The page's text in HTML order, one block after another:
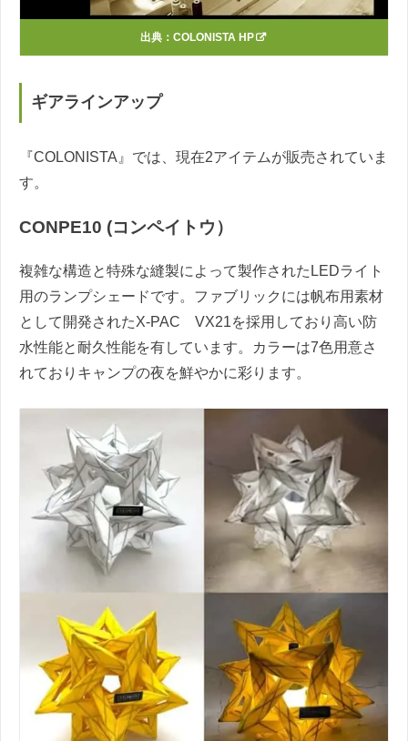
出典： COLONISTA HP
ギアラインアップ
『COLONISTA』では、現在2アイテムが販売されていま
す。
CONPE10 (コンペイトウ）
複雑な構造と特殊な縫製によって製作されたLEDライト
用のランプシェードです。ファブリックには帆布用素材
として開発されたX-PAC VX21を採用しており高い防
水性能と耐久性能を有しています。カラーは7色用意さ
れておりキャンプの夜を鮮やかに彩ります。